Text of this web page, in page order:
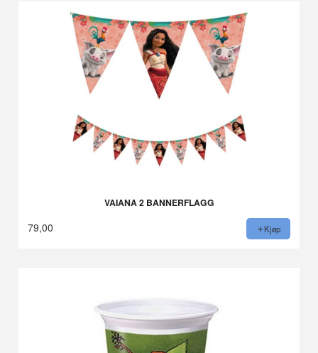
VAIANA 2 BANNERFLAGG
79,00 Kjøp